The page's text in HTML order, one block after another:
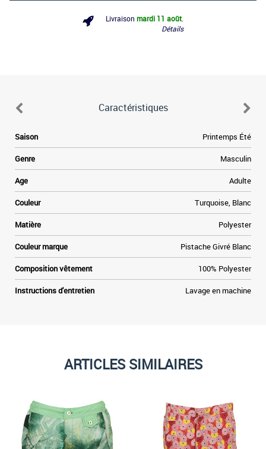
Livraison mardi 11 août
Détails
Caractéristiques
Saison Printemps Été
Genre Masculin
Age Adulte
Couleur Turquoise, Blanc
Matière Polyester
Couleur marque Pistache Givré Blanc
Composition vêtement 100% Polyester
Instructions d'entretien Lavage en machine
ARTICLES SIMILAIRES